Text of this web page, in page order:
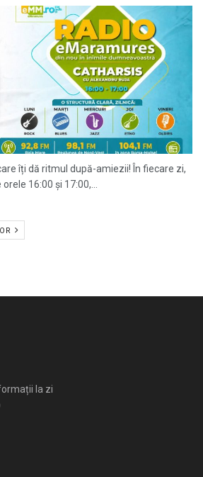
îți dă ritmul după-amiezii! În fiecare zi,
16:00 și 17:00,...
la zi